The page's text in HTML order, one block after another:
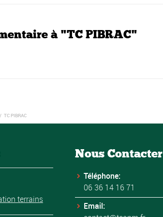
à "TC PIBRAC"
/ TC PIBRAC
terrains
Nous Contacter
Téléphone:
06 36 14 16 71
Email: